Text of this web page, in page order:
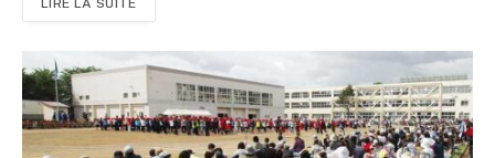
LIRE LA SUITE